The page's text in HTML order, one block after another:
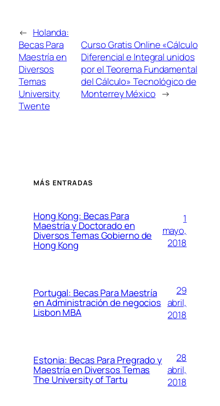
← Holanda:
Becas Para
Maestría en
Diversos
Temas
University
Twente
Curso Gratis Online «Cálculo
Diferencial e Integral unidos
por el Teorema Fundamental
del Cálculo» Tecnológico de
Monterrey México →
MÁS ENTRADAS
Hong Kong: Becas Para
Maestría y Doctorado en
Diversos Temas Gobierno de
Hong Kong
1
mayo,
2018
Portugal: Becas Para Maestría
en Administración de negocios
Lisbon MBA
29
abril,
2018
Estonia: Becas Para Pregrado y
Maestría en Diversos Temas
The University of Tartu
28
abril,
2018